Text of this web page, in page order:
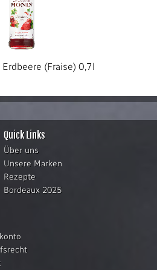
(Fraise) 0,7l
Quick Links
Über uns
Unsere Marken
Rezepte
Bordeaux 2025